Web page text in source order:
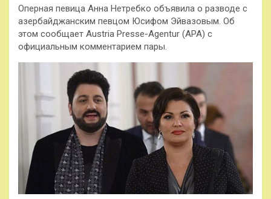
Оперная певица Анна Нетребко объявила о разводе с
азербайджанским певцом Юсифом Эйвазовым. Об
этом сообщает Austria Presse-Agentur (APA) с
официальным комментарием пары.